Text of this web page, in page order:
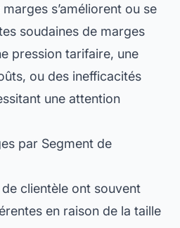
s’améliorent ou se
soudaines de marges
pression tarifaire, une
ou des inefficacités
une attention
par Segment de
clientèle ont souvent
en raison de la taille